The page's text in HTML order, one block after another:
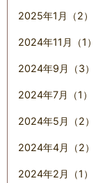
2025年1月（2）
2024年11月（1）
2024年9月（3）
2024年7月（1）
2024年5月（2）
2024年4月（2）
2024年2月（1）